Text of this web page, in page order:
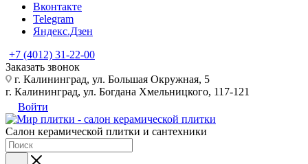
Вконтакте
Telegram
Яндекс.Дзен
+7 (4012) 31-22-00
Заказать звонок
г. Калининград, ул. Большая Окружная, 5
г. Калининград, ул. Богдана Хмельницкого, 117-121
Войти
Салон керамической плитки и сантехники